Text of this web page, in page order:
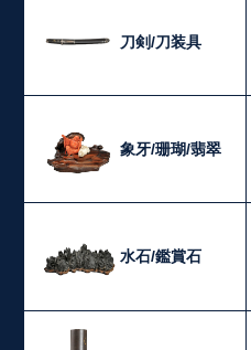
刀剣/刀装具
象牙/珊瑚/翡翠
水石/鑑賞石